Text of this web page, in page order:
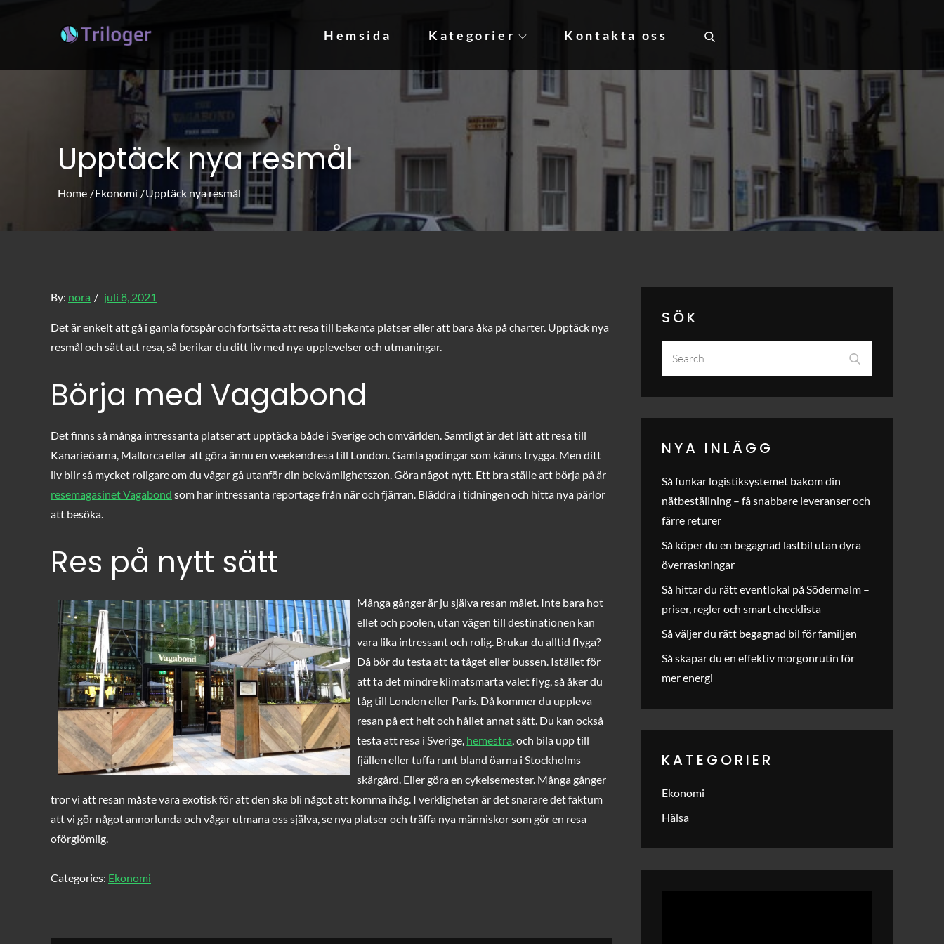
triloger.se – Allt om livstil: resa, hälsa och din ekonomi
Hemsida Kategorier Kontakta oss
Upptäck nya resmål
Home Ekonomi Upptäck nya resmål
By: nora
Posted
juli 8, 2021
Det är enkelt att gå i gamla fotspår och fortsätta att resa till bekanta platser eller att bara åka på charter. Upptäck nya
resmål och sätt att resa, så berikar du ditt liv med nya upplevelser och utmaningar.
Börja med Vagabond
Det finns så många intressanta platser att upptäcka både i Sverige och omvärlden. Samtligt är det lätt att resa till
Kanarieöarna, Mallorca eller att göra ännu en weekendresa till London. Gamla godingar som känns trygga. Men ditt
liv blir så mycket roligare om du vågar gå utanför din bekvämlighetszon. Göra något nytt. Ett bra ställe att börja på är
resemagasinet Vagabond som har intressanta reportage från när och fjärran. Bläddra i tidningen och hitta nya pärlor
att besöka.
Res på nytt sätt
Många gånger är ju själva resan målet. Inte bara hot
ellet och poolen, utan vägen till destinationen kan
vara lika intressant och rolig. Brukar du alltid flyga?
Då bör du testa att ta tåget eller bussen. Istället för
att ta det mindre klimatsmarta valet flyg, så åker du
tåg till London eller Paris. Då kommer du uppleva
resan på ett helt och hållet annat sätt. Du kan också
testa att resa i Sverige, hemestra, och bila upp till
fjällen eller tuffa runt bland öarna i Stockholms
skärgård. Eller göra en cykelsemester. Många gånger
tror vi att resan måste vara exotisk för att den ska bli något att komma ihåg. I verkligheten är det snarare det faktum
att vi gör något annorlunda och vågar utmana oss själva, se nya platser och träffa nya människor som gör en resa
oförglömlig.
Categories: Ekonomi
SÖK
NYA INLÄGG
Så funkar logistiksystemet bakom din
nätbeställning – få snabbare leveranser och
färre returer
Så köper du en begagnad lastbil utan dyra
överraskningar
Så hittar du rätt eventlokal på Södermalm –
priser, regler och smart checklista
Så väljer du rätt begagnad bil för familjen
Så skapar du en effektiv morgonrutin för
mer energi
KATEGORIER
Ekonomi
Hälsa